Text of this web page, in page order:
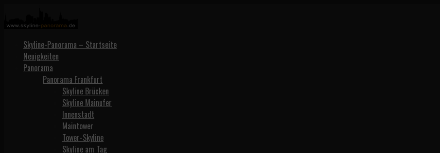
springen
Skyline-Panorama – Startseite
Neuigkeiten
Panorama
Panorama Frankfurt
Skyline Brücken
Skyline Mainufer
Innenstadt
Maintower
Tower-Skyline
Skyline am Tag